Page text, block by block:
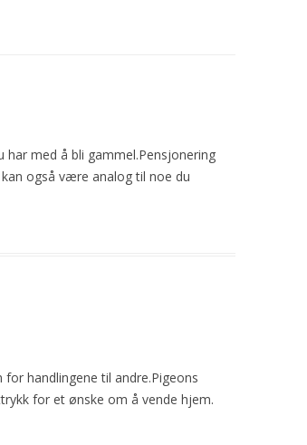
med å bli gammel.Pensjonering
også være analog til noe du
handlingene til andre.Pigeons
for et ønske om å vende hjem.